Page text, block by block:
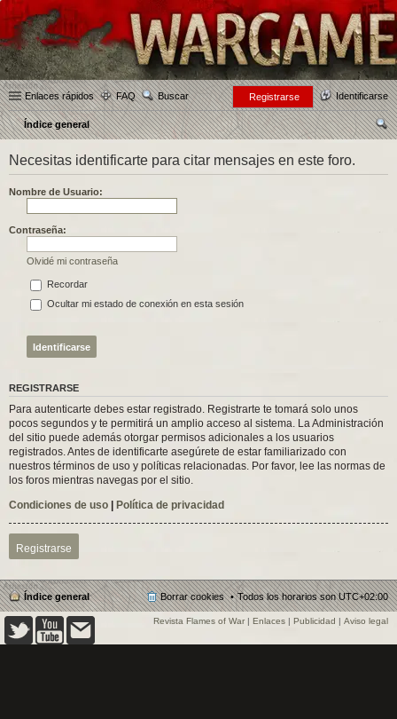
Enlaces rápidos FAQ Buscar Identificarse
Registrarse
Índice general
Necesitas identificarte para citar mensajes en este foro.
Nombre de Usuario:
Contraseña:
Olvidé mi contraseña
Recordar
Ocultar mi estado de conexión en esta sesión
REGISTRARSE
Para autenticarte debes estar registrado. Registrarte te tomará solo unos
pocos segundos y te permitirá un amplio acceso al sistema. La Administración
del sitio puede además otorgar permisos adicionales a los usuarios
registrados. Antes de identificarte asegúrete de estar familiarizado con
nuestros términos de uso y políticas relacionadas. Por favor, lee las normas de
los foros mientras navegas por el sitio.
Condiciones de uso | Política de privacidad
Registrarse
Índice general Todos los horarios sonUTC+02:00
Borrar cookies
Revista Flames of War | Enlaces | Publicidad | Aviso legal